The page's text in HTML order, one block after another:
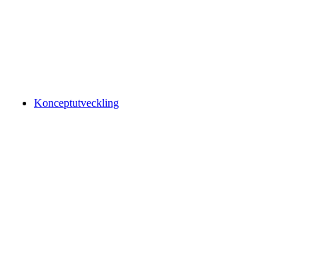
Konceptutveckling